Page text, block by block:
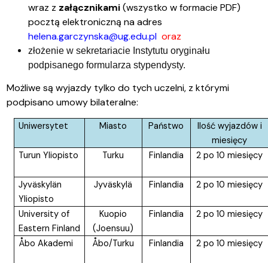
wraz z załącznikami(wszystko w formacie PDF)
pocztą elektroniczną na adres
helena.garczynska@ug.edu.pl oraz
złożenie w sekretariacie Instytutu oryginału
podpisanego formularza stypendysty.
Możliwe są wyjazdy tylko do tych uczelni, z którymi
podpisano umowy bilateralne:
Uniwersytet Miasto Państwo
Ilość wyjazdów i
miesięcy
Turun Yliopisto
Turku Finlandia 2 po 10 miesięcy
Jyväskylän
Yliopisto
Jyväskylä Finlandia 2 po 10 miesięcy
University of
Eastern Finland
Kuopio
(Joensuu)
Finlandia 2 po 10 miesięcy
Åbo Akademi Åbo/Turku Finlandia 2 po 10 miesięcy